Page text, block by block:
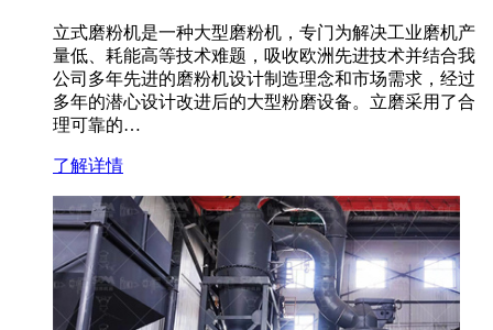
立式磨粉机是一种大型磨粉机，专门为解决工业磨机产
量低、耗能高等技术难题，吸收欧洲先进技术并结合我
公司多年先进的磨粉机设计制造理念和市场需求，经过
多年的潜心设计改进后的大型粉磨设备。立磨采用了合
理可靠的…
了解详情